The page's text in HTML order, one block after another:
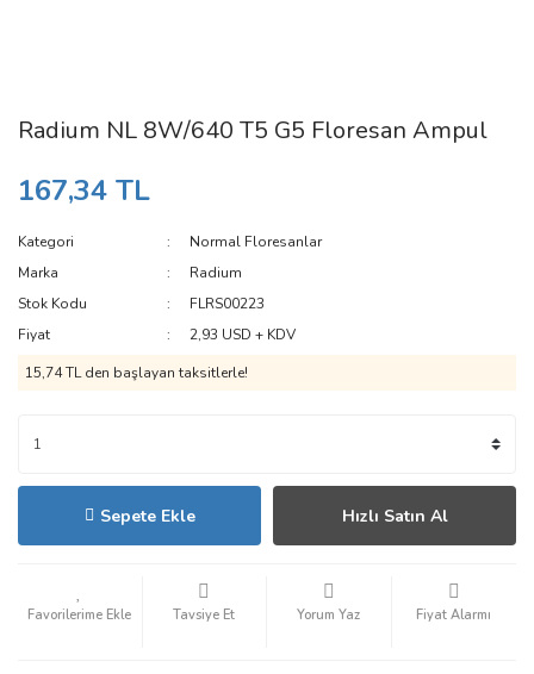
Radium NL 8W/640 T5 G5 Floresan Ampul
167,34 TL
Kategori
Normal Floresanlar
Marka
Radium
Stok Kodu
FLRS00223
Fiyat
2,93 USD + KDV
15,74 TL den başlayan taksitlerle!
Sepete Ekle Hızlı Satın Al
Tavsiye Et Yorum Yaz Fiyat Alarmı